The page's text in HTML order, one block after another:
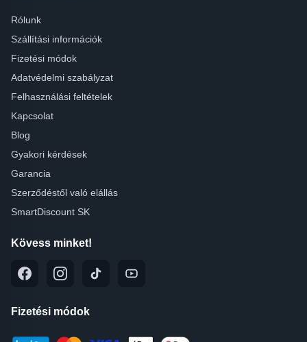
Rólunk
Szállítási információk
Fizetési módok
Adatvédelmi szabályzat
Felhasználási feltételek
Kapcsolat
Blog
Gyakori kérdések
Garancia
Szerződéstől való elállás
SmartDiscount SK
Kövess minket!
Fizetési módok